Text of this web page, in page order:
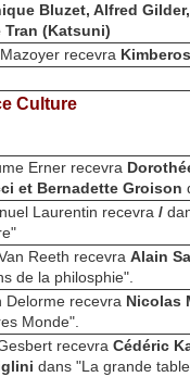
Bluzet, Alfred
Tran (Katsuni)
recevra
Culture
Erner recevra
et Bernadette Groison
Laurentin recevra /
Reeth recevra Alain
de la philosphie".
Delorme recevra Nicolas
Monde".
recevra Cédéric
dans "La grande